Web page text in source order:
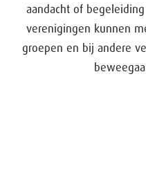
aandacht of
verenigingen kunnen
groepen en bij andere